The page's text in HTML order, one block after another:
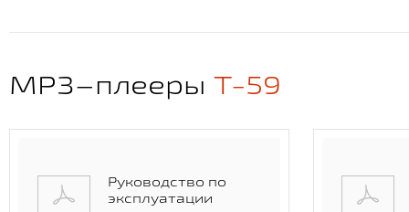
MP3–плееры T-59
Руководство по
эксплуатации